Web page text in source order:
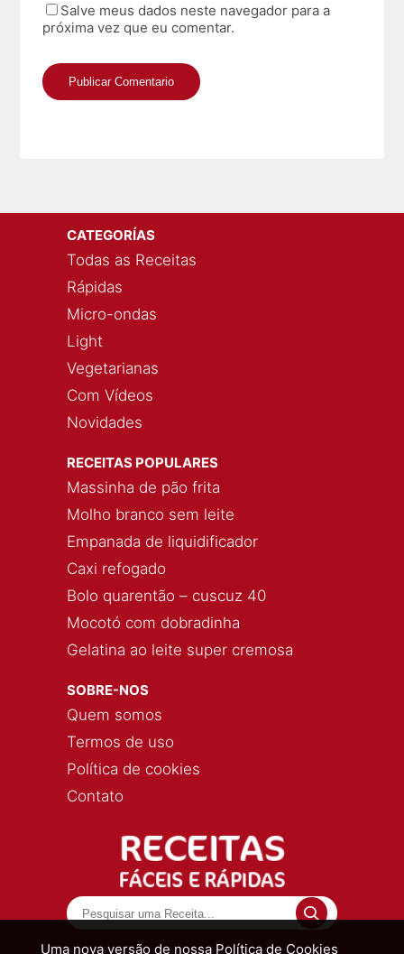
Salve meus dados neste navegador para a
próxima vez que eu comentar.
Uma nova versão de nossa Política de Cookies
CATEGORÍAS
Todas as Receitas
Rápidas
Micro-ondas
Light
Vegetarianas
Com Vídeos
Novidades
RECEITAS POPULARES
Massinha de pão frita
Molho branco sem leite
Empanada de liquidificador
Caxi refogado
Bolo quarentão – cuscuz 40
Mocotó com dobradinha
Gelatina ao leite super cremosa
SOBRE-NOS
Quem somos
Termos de uso
Política de cookies
Contato